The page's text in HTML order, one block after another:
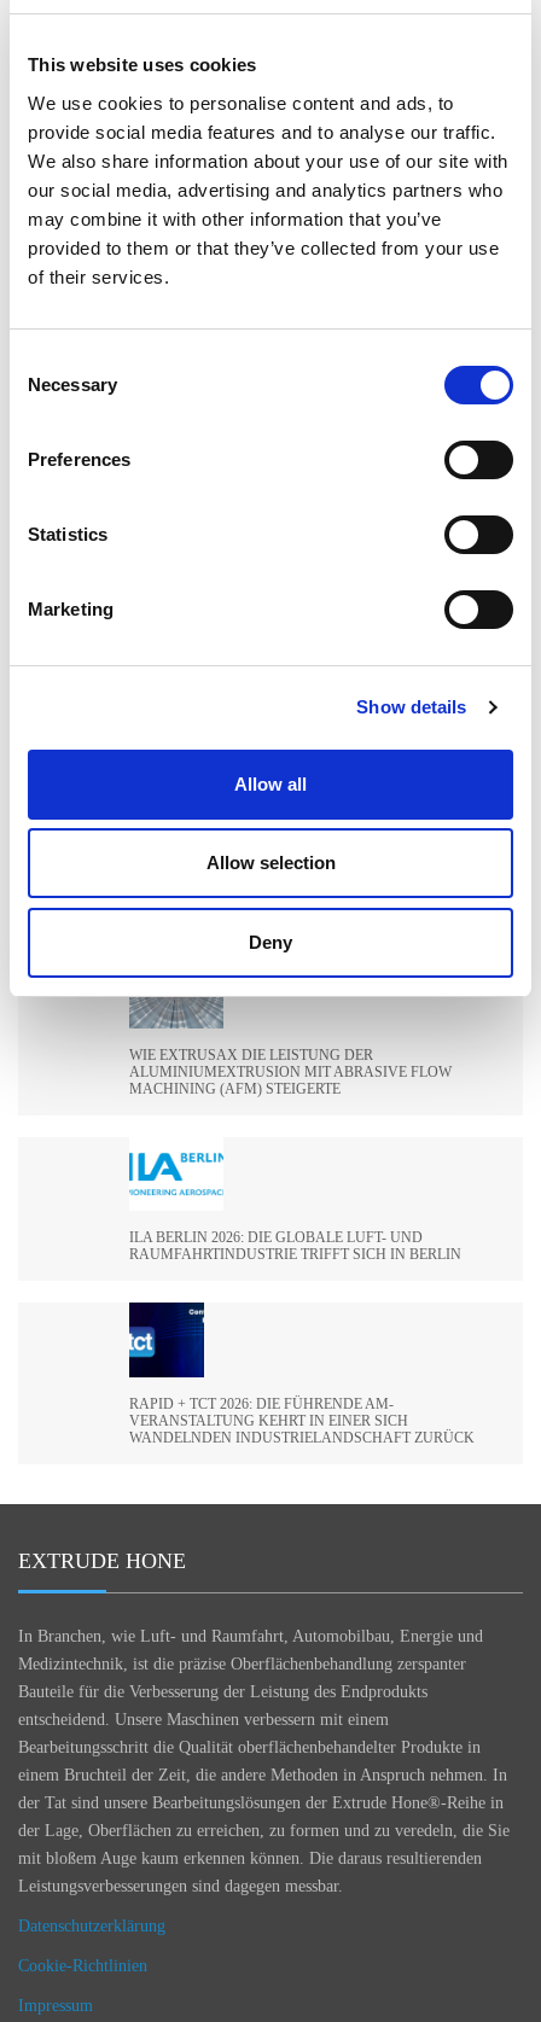
This website uses cookies
We use cookies to personalise content and ads, to
provide social media features and to analyse our traffic.
We also share information about your use of our site with
our social media, advertising and analytics partners who
may combine it with other information that you’ve
provided to them or that they’ve collected from your use
of their services.
Selection
Necessary
Preferences
Statistics
Marketing
Show details
Allow all
Allow selection
Deny
VISITS EXTRUDE HONE – IRWIN
OCTOBER 30, 2018
NO COMMENTS
COMPANY NEWS,MACHINING PROCESS
Recently Extrude Hone had the pleasure of hosting Performance
Diesel Inc. (PDI) at our Irwin facility, located just outside of
Pittsburgh, PA.
Search
ENTGRATEN VON HYDRAULIKVERTEILERBLÖCKEN:
FORMEL 1 NEU DEFINIERT
WIE EXTRUSAX DIE LEISTUNG DER
ALUMINIUMEXTRUSION MIT ABRASIVE FLOW
MACHINING (AFM) STEIGERTE
ILA BERLIN 2026: DIE GLOBALE LUFT- UND
RAUMFAHRTINDUSTRIE TRIFFT SICH IN BERLIN
RAPID + TCT 2026: DIE FÜHRENDE AM-
VERANSTALTUNG KEHRT IN EINER SICH
WANDELNDEN INDUSTRIELANDSCHAFT ZURÜCK
EXTRUDE HONE
In Branchen, wie Luft- und Raumfahrt, Automobilbau, Energie und
Medizintechnik, ist die präzise Oberflächenbehandlung zerspanter
Bauteile für die Verbesserung der Leistung des Endprodukts
entscheidend. Unsere Maschinen verbessern mit einem
Bearbeitungsschritt die Qualität oberflächenbehandelter Produkte in
einem Bruchteil der Zeit, die andere Methoden in Anspruch nehmen. In
der Tat sind unsere Bearbeitungslösungen der Extrude Hone®-Reihe in
der Lage, Oberflächen zu erreichen, zu formen und zu veredeln, die Sie
mit bloßem Auge kaum erkennen können. Die daraus resultierenden
Leistungsverbesserungen sind dagegen messbar.
Datenschutzerklärung
Cookie-Richtlinien
Impressum